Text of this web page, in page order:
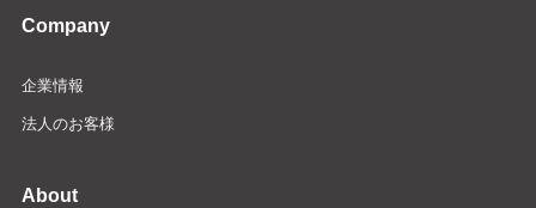
Company
企業情報
法人のお客様
About